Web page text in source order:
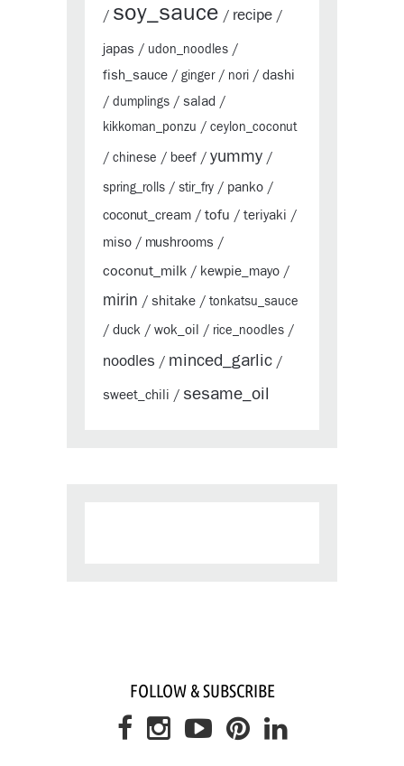
/ soy_sauce / recipe /
japas / udon_noodles /
fish_sauce / ginger/ nori / dashi
/ dumplings / salad /
kikkoman_ponzu / ceylon_coconut
/ chinese / beef / yummy /
spring_rolls / stir_fry / panko /
coconut_cream / tofu / teriyaki /
miso / mushrooms /
coconut_milk / kewpie_mayo /
mirin / shitake / tonkatsu_sauce
/ duck / wok_oil / rice_noodles /
noodles / minced_garlic /
sweet_chili / sesame_oil
FOLLOW & SUBSCRIBE